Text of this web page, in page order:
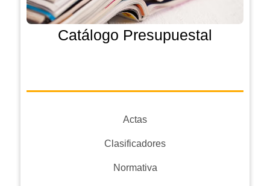
Catálogo Presupuestal
Actas
Clasificadores
Normativa